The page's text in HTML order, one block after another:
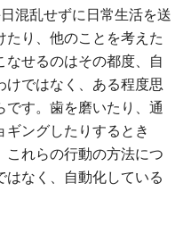
混乱せずに日常生活を送
たり、他のことを考えた
なせるのはその都度、自
けではなく、ある程度思
です。歯を磨いたり、通
ングしたりするとき
これらの行動の方法につ
はなく、自動化している